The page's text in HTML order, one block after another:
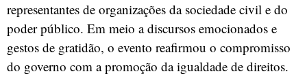
representantes de organizações da sociedade civil e do
poder público. Em meio a discursos emocionados e
gestos de gratidão, o evento reafirmou o compromisso
do governo com a promoção da igualdade de direitos.